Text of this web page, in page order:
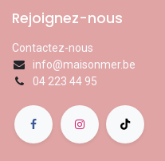
Rejoignez-nous
Contactez-nous
info@maisonmer.be
04 223 44 95